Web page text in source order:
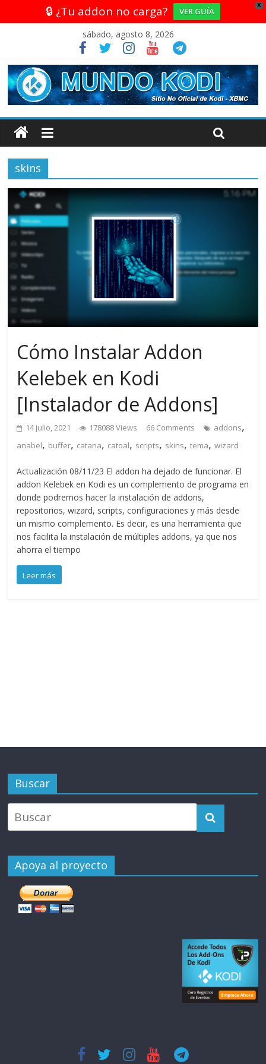
X
🔒 ¿Tu addon no carga? VER GUÍA
sábado, agosto 8, 2026
skins
Cómo Instalar Addon
Kelebek en Kodi
[Instalador de Addons]
14 julio, 2021 178088 Views 66 Comments addons,
anabel, buffer, catana, catoal, scripts, skins,tema,wizard
Actualización 08/11/23 El addon ha dejado de funcionar. El
addon Kelebek en Kodi es un complemento de programa en
donde podremos hacer la instalación de addons,
repositorios, wizard, scripts, configuraciones y más desde
un mismo complemento. Es decir, es una herramienta que
nos facilita la instalación de múltiples addons, ya que nos
ahorra el tiempo
Leer más
Buscar
Apoya al proyecto